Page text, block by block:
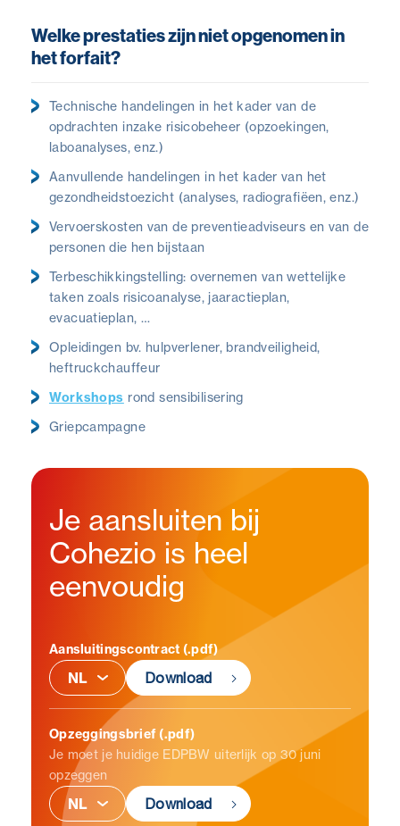
Welke prestaties zijn niet opgenomen in
het forfait?
Technische handelingen in het kader van de
opdrachten inzake risicobeheer (opzoekingen,
laboanalyses, enz.)
Aanvullende handelingen in het kader van het
gezondheidstoezicht (analyses, radiografiëen, enz.)
Vervoerskosten van de preventieadviseurs en van de
personen die hen bijstaan
Terbeschikkingstelling: overnemen van wettelijke
taken zoals risicoanalyse, jaaractieplan,
evacuatieplan, …
Opleidingen bv. hulpverlener, brandveiligheid,
heftruckchauffeur
Workshops rond sensibilisering
Griepcampagne
Je aansluiten bij
Cohezio is heel
eenvoudig
Aansluitingscontract (.pdf)
Download
Opzeggingsbrief (.pdf)
Je moet je huidige EDPBW uiterlijk op 30 juni
opzeggen
Download